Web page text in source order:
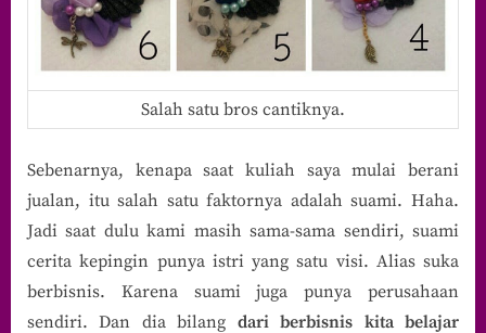
Salah satu bros cantiknya.
Sebenarnya, kenapa saat kuliah saya mulai berani
jualan, itu salah satu faktornya adalah suami. Haha.
Jadi saat dulu kami masih sama-sama sendiri, suami
cerita kepingin punya istri yang satu visi. Alias suka
berbisnis. Karena suami juga punya perusahaan
sendiri. Dan dia bilang dari berbisnis kita belajar